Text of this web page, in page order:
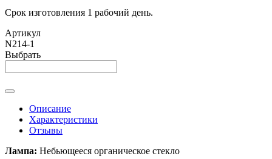
Срок изготовления 1 рабочий день.
Артикул
N214-1
Выбрать
Описание
Характеристики
Отзывы
Лампа: Небьющееся органическое стекло